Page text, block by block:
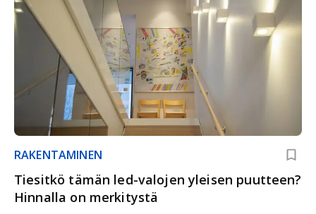
RAKENTAMINEN
Tiesitkö tämän led-valojen yleisen puutteen?
Hinnalla on merkitystä